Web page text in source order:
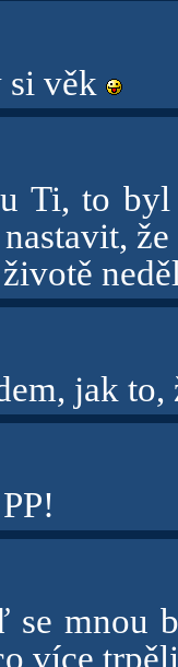
si věk
Ti, to
jak to,
se mnou
více